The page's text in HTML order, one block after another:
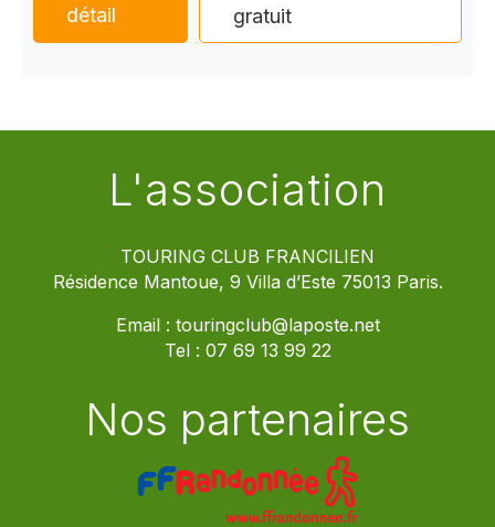
détail
gratuit
L'association
TOURING CLUB FRANCILIEN
Résidence Mantoue, 9 Villa d’Este 75013 Paris.
Email : touringclub@laposte.net
Tel : 07 69 13 99 22
Nos partenaires